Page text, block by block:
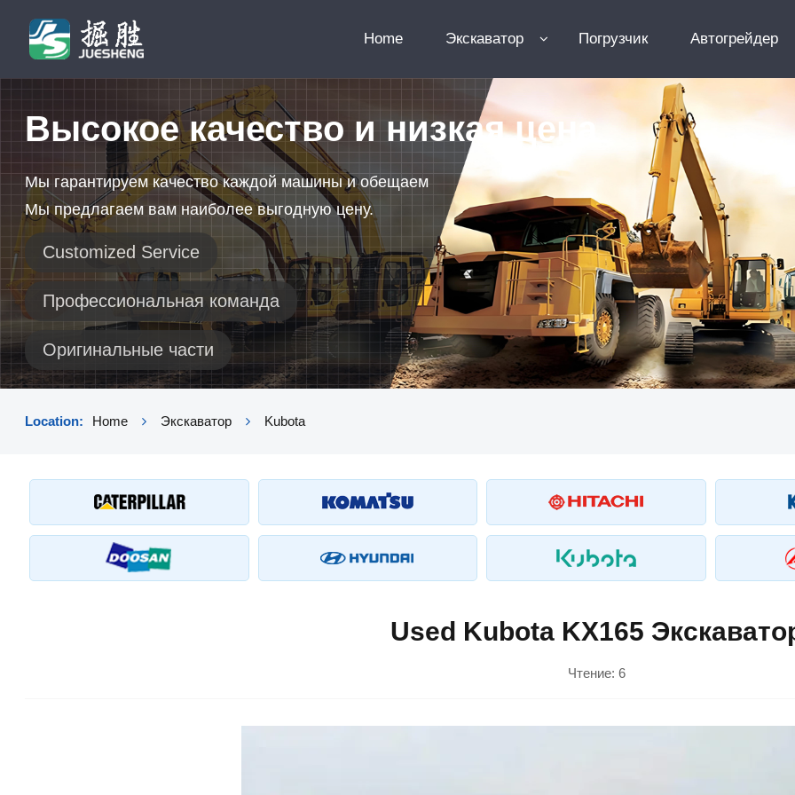
Home Экскаватор Погрузчик Автогрейдер
Высокое качество и низкая цена
Мы гарантируем качество каждой машины и обещаем
Мы предлагаем вам наиболее выгодную цену.
Customized Service
Профессиональная команда
Оригинальные части
Location: Home Экскаватор Kubota
Used Kubota KX165
Чтение: 6